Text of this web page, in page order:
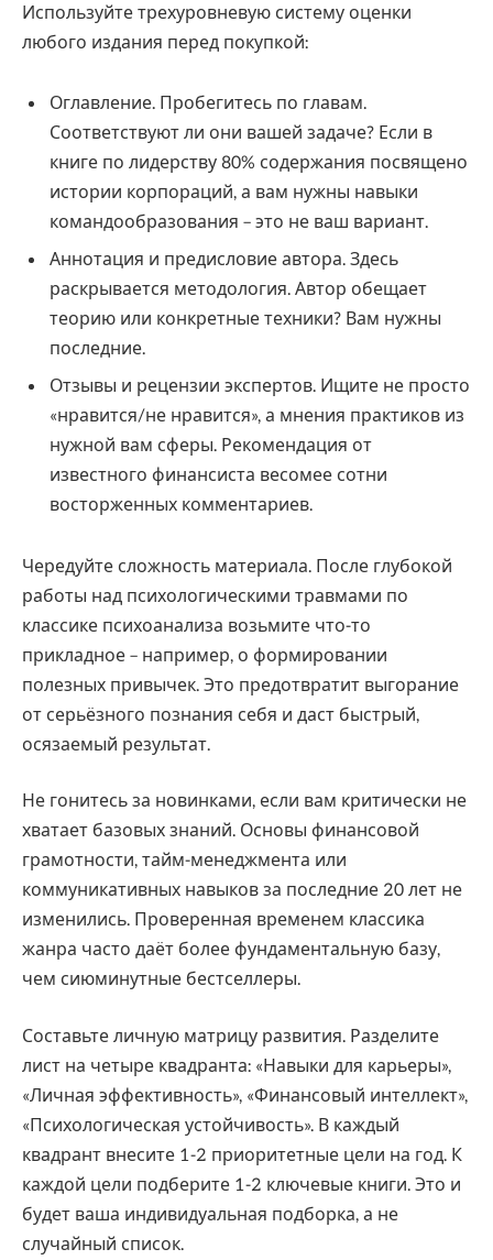
Используйте трехуровневую систему оценки
любого издания перед покупкой:
Оглавление. Пробегитесь по главам.
Соответствуют ли они вашей задаче? Если в
книге по лидерству 80% содержания посвящено
истории корпораций, а вам нужны навыки
командообразования – это не ваш вариант.
Аннотация и предисловие автора. Здесь
раскрывается методология. Автор обещает
теорию или конкретные техники? Вам нужны
последние.
Отзывы и рецензии экспертов. Ищите не просто
«нравится/не нравится», а мнения практиков из
нужной вам сферы. Рекомендация от
известного финансиста весомее сотни
восторженных комментариев.
Чередуйте сложность материала. После глубокой
работы над психологическими травмами по
классике психоанализа возьмите что-то
прикладное – например, о формировании
полезных привычек. Это предотвратит выгорание
от серьёзного познания себя и даст быстрый,
осязаемый результат.
Не гонитесь за новинками, если вам критически не
хватает базовых знаний. Основы финансовой
грамотности, тайм-менеджмента или
коммуникативных навыков за последние 20 лет не
изменились. Проверенная временем классика
жанра часто даёт более фундаментальную базу,
чем сиюминутные бестселлеры.
Составьте личную матрицу развития. Разделите
лист на четыре квадранта: «Навыки для карьеры»,
«Личная эффективность», «Финансовый интеллект»,
«Психологическая устойчивость». В каждый
квадрант внесите 1-2 приоритетные цели на год. К
каждой цели подберите 1-2 ключевые книги. Это и
будет ваша индивидуальная подборка, а не
случайный список.